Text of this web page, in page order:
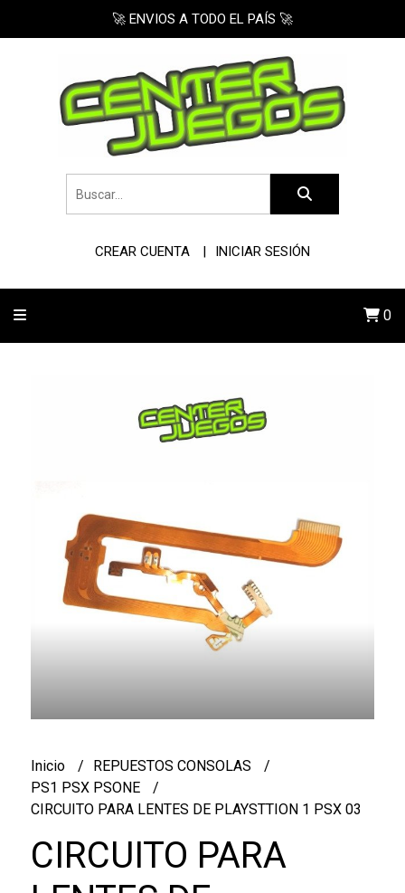
🚀 ENVIOS A TODO EL PAÍS 🚀
CREAR CUENTA INICIAR SESIÓN
0
Inicio
REPUESTOS CONSOLAS
PS1 PSX PSONE
CIRCUITO PARA LENTES DE PLAYSTTION 1 PSX 03
CIRCUITO PARA